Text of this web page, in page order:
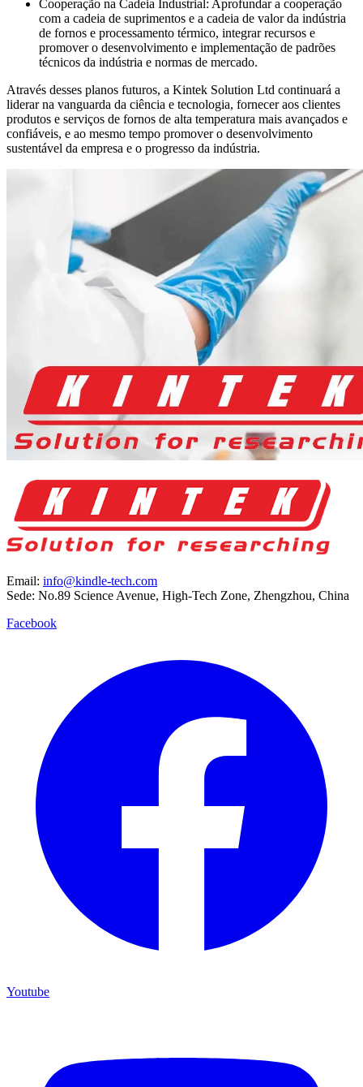
Cooperação na Cadeia Industrial: Aprofundar a cooperação
com a cadeia de suprimentos e a cadeia de valor da indústria
de fornos e processamento térmico, integrar recursos e
promover o desenvolvimento e implementação de padrões
técnicos da indústria e normas de mercado.
Através desses planos futuros, a Kintek Solution Ltd continuará a
liderar na vanguarda da ciência e tecnologia, fornecer aos clientes
produtos e serviços de fornos de alta temperatura mais avançados e
confiáveis, e ao mesmo tempo promover o desenvolvimento
sustentável da empresa e o progresso da indústria.
Email: info@kindle-tech.com
Sede: No.89 Science Avenue, High-Tech Zone, Zhengzhou, China
Facebook
Youtube